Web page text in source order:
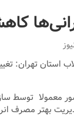
تهران:
معمولا توسط
بهتر